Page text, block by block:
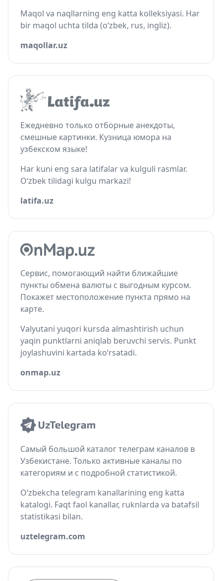
Maqol va naqllarning eng katta kolleksiyasi. Har
bir maqol uchta tilda (o‘zbek, rus, ingliz).
maqollar.uz
Ежедневно только отборные анекдоты,
смешные картинки. Кузница юмора на
узбекском языке!
Har kuni eng sara latifalar va kulguli rasmlar.
O‘zbek tilidagi kulgu markazi!
latifa.uz
Сервис, помогающий найти ближайшие
пункты обмена валюты с выгодным курсом.
Покажет местоположение пункта прямо на
карте.
Valyutani yuqori kursda almashtirish uchun
yaqin punktlarni aniqlab beruvchi servis. Punkt
joylashuvini kartada ko‘rsatadi.
onmap.uz
Самый большой каталог телеграм каналов в
Узбекистане. Только активные каналы по
категориям и с подробной статистикой.
O‘zbekcha telegram kanallarining eng katta
katalogi. Faqt faol kanallar, ruknlarda va batafsil
statistikasi bilan.
uztelegram.com